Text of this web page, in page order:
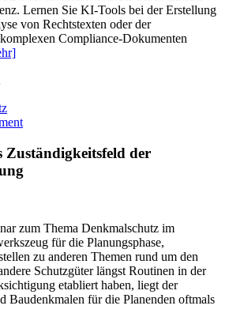
Lernen Sie KI-Tools bei der Erstellung
von Rechtstexten oder der
Compliance-Dokumenten
Zuständigkeitsfeld der
zum Thema Denkmalschutz im
für die Planungsphase,
zu anderen Themen rund um den
Schutzgüter längst Routinen in der
etabliert haben, liegt der
Baudenkmalen für die Planenden oftmals